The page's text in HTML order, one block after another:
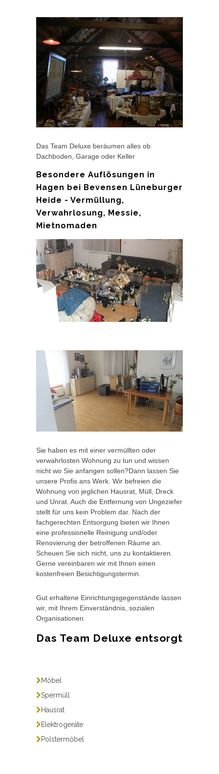
Das Team Deluxe beräumen alles ob
Dachboden, Garage oder Keller
Besondere Auflösungen in
Hagen bei Bevensen Lüneburger
Heide - Vermüllung,
Verwahrlosung, Messie,
Mietnomaden
Sie haben es mit einer vermüllten oder
verwahrlosten Wohnung zu tun und wissen
nicht wo Sie anfangen sollen?Dann lassen Sie
unsere Profis ans Werk. Wir befreien die
Wohnung von jeglichen Hausrat, Müll, Dreck
und Unrat. Auch die Entfernung von Ungeziefer
stellt für uns kein Problem dar. Nach der
fachgerechten Entsorgung bieten wir Ihnen
eine professionelle Reinigung und/oder
Renovierung der betroffenen Räume an.
Scheuen Sie sich nicht, uns zu kontaktieren.
Gerne vereinbaren wir mit Ihnen einen
kostenfreien Besichtigungstermin.
Gut erhaltene Einrichtungsgegenstände lassen
wir, mit Ihrem Einverständnis, sozialen
Organisationen
Das Team Deluxe entsorgt
Möbel
Spermüll
Hausrat
Elektrogeräte
Polstermöbel